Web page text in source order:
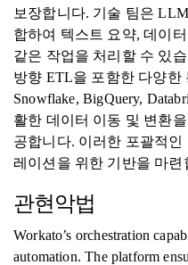
보장합니다. 기술 팀은
합하여 텍스트 요약, 데이
같은 작업을 처리할 수 있
방향 ETL을 포함한 다양한
Snowflake, BigQuery,
활한 데이터 이동 및 변환
공합니다. 이러한 포괄적
레이션을 위한 기반을 마련
관현악법
Workato’s orchestration
automation. The platform